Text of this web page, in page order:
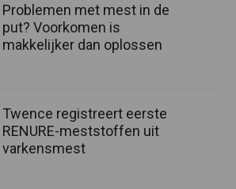
Problemen met mest in de
put? Voorkomen is
makkelijker dan oplossen
Twence registreert eerste
RENURE-meststoffen uit
varkensmest